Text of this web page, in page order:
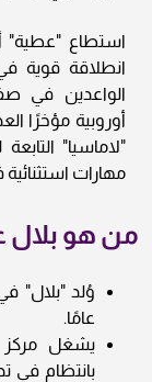
استطاع "عطية"
انطلاقة قوية
الواعدين في
أوروبية مؤخرًا
"لاماسيا"
مهارات
من هو بلال
عامًا.
يشغل مركز
بانتظام في